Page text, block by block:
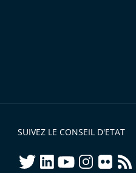
SUIVEZ LE CONSEIL D'ETAT
twitterlinkedInyoutubeinstagram
flickrrss